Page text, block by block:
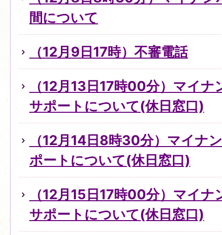
間について
（12月9日17時）不審電話
（12月13日17時00分）マイ
サポートについて(休日窓口)
（12月14日8時30分）マイナ
ポートについて(休日窓口)
（12月15日17時00分）マイ
サポートについて(休日窓口)